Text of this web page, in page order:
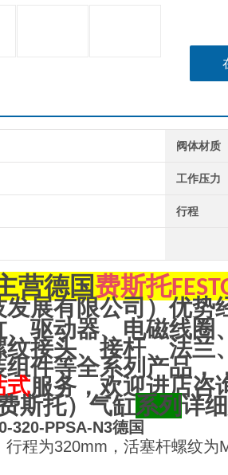
阀体材质
工作压力
行程
营德国费斯托
展有限公司）优势
驱动器、电磁线圈
接头、接杆、法兰
件等全系列产品，
式服务，欢迎进店咨
斯托）气缸系列详
320-PPSA-N3德国
程为320mm，活塞杆螺纹